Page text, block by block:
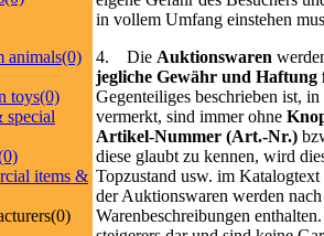
animals(0)
toys(0)
special
items &
(0)
in vollem Umfang einstehen
4. Die Auktionswaren
jegliche Gewähr und Haftung
Gegen­teiliges beschrieben ist,
vermerkt, sind immer ohne
Artikel-Nummer (Art.-Nr.)
diese glaubt zu kennen, wird
Topzustand usw. im
der Auktionswaren werden
Warenbeschreibungen